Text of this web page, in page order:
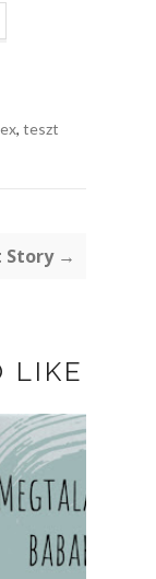
, teszt
Story →
LIKE